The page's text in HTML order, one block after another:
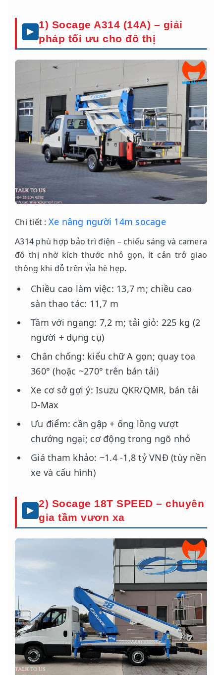
1) Socage A314 (14A) – giải
pháp tối ưu cho đô thị
Chi tiết : Xe nâng người 14m socage
A314 phù hợp bảo trì điện – chiếu sáng và camera
đô thị nhờ kích thước nhỏ gọn, ít cản trở giao
thông khi đỗ trên vỉa hè hẹp.
Chiều cao làm việc: 13,7 m; chiều cao
sàn thao tác: 11,7 m
Tầm với ngang: 7,2 m; tải giỏ: 225 kg (2
người + dụng cụ)
Chân chống: kiểu chữ A gọn; quay toa
360° (hoặc ~270° trên bán tải)
Xe cơ sở gợi ý: Isuzu QKR/QMR, bán tải
D-Max
Ưu điểm: cần gập + ống lồng vượt
chướng ngại; cơ động trong ngõ nhỏ
Giá tham khảo: ~1.4 -1,8 tỷ VNĐ (tùy nền
xe và cấu hình)
2) Socage 18T SPEED – chuyên
gia tầm vươn xa